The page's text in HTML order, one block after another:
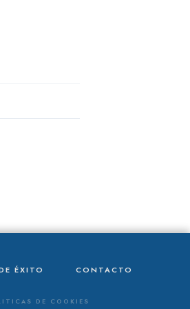
ÉXITO CONTACTO
DE COOKIES